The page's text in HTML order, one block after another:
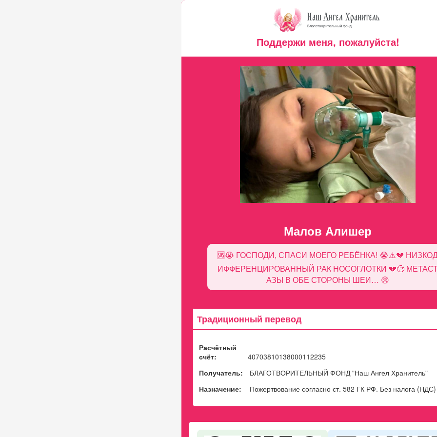
Поддержи меня, пожалуйста!
Малов Алишер
🆘😭 ГОСПОДИ, СПАСИ МОЕГО РЕБЁНКА! 😭⚠️💔
ИФФЕРЕНЦИРОВАННЫЙ РАК НОСОГЛОТКИ 💔😢
АЗЫ В ОБЕ СТОРОНЫ ШЕИ… 😢
Традиционный перевод
Расчётный
счёт:
40703810138000112235
Получатель:
БЛАГОТВОРИТЕЛЬНЫЙ ФОНД "Наш Ангел Хранитель"
Назначение:
Пожертвование согласно ст. 582 ГК РФ. Без налога (НДС)